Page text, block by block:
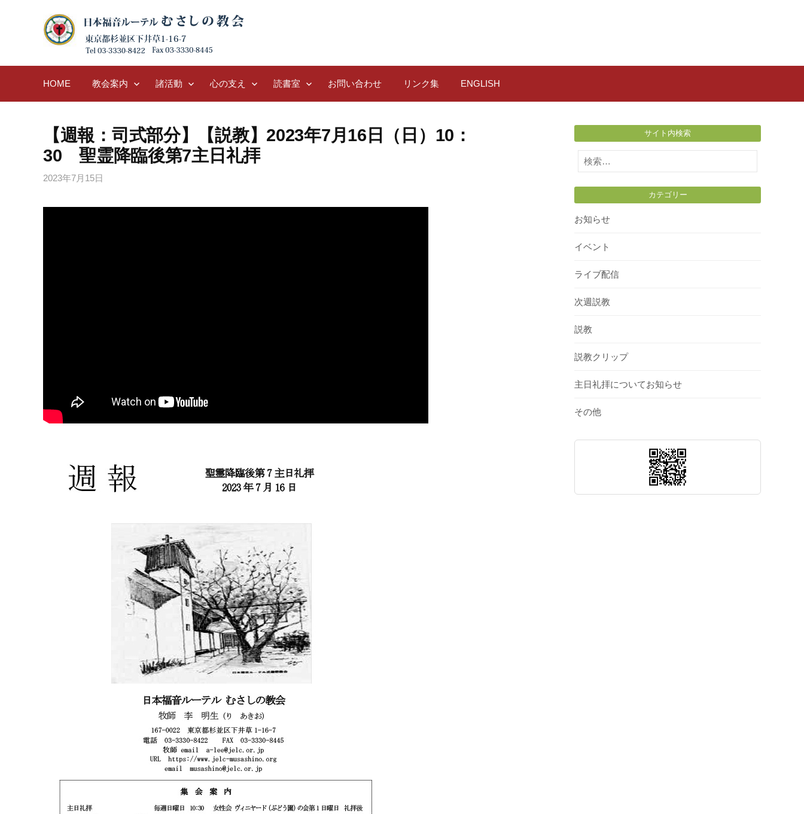
HOME 教会案内 諸活動 心の支え 読書室 お問い合わせ リンク集 ENGLISH
【週報：司式部分】【説教】2023年7月16日（日）10：
30 聖霊降臨後第7主日礼拝
2023年7月15日
サイト内検索
検
索:
カテゴリー
お知らせ
イベント
ライブ配信
次週説教
説教
説教クリップ
主日礼拝についてお知らせ
その他